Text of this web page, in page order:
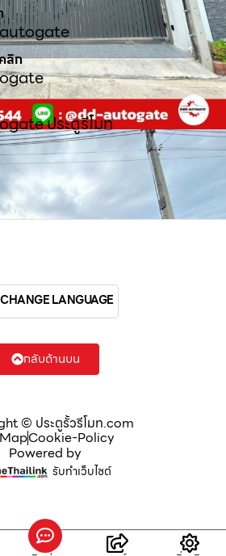
ลิก
ประตูรีโมท
© ประตูรั้วรีโมท.com
Cookie-Policy
Powered by
รับทำเว็บไซต์
CHANGE LANGUAGE
กลับด้านบน